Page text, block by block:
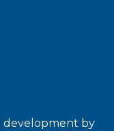
| development by